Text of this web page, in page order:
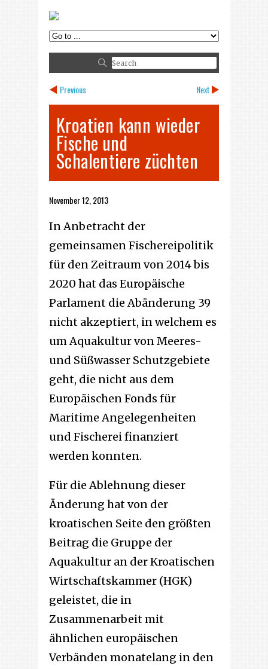
Previous Next
Kroatien kann wieder
Fische und
Schalentiere züchten
November 12, 2013
In Anbetracht der
gemeinsamen Fischereipolitik
für den Zeitraum von 2014 bis
2020 hat das Europäische
Parlament die Abänderung 39
nicht akzeptiert, in welchem es
um Aquakultur von Meeres-
und Süßwasser Schutzgebiete
geht, die nicht aus dem
Europäischen Fonds für
Maritime Angelegenheiten
und Fischerei finanziert
werden konnten.
Für die Ablehnung dieser
Änderung hat von der
kroatischen Seite den größten
Beitrag die Gruppe der
Aquakultur an der Kroatischen
Wirtschaftskammer (HGK)
geleistet, die in
Zusammenarbeit mit
ähnlichen europäischen
Verbänden monatelang in den